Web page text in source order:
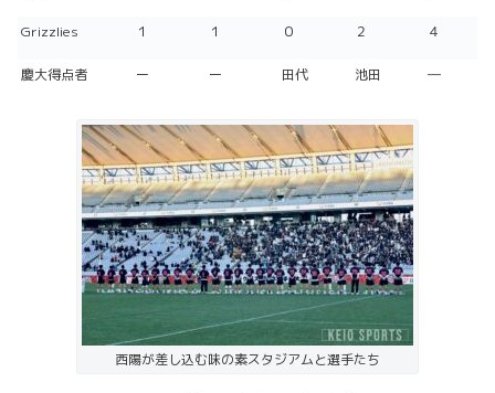
Grizzlies １ １ ０ ２ ４
慶大得点者 ー ー 田代 池田 ―
西陽が差し込む味の素スタジアムと選手たち